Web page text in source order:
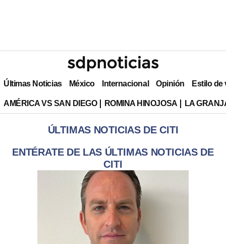
Últimas Noticias México Internacional Opinión Estilo de
AMÉRICA VS SAN DIEGO ROMINA HINOJOSA LA
ÚLTIMAS NOTICIAS DE CITI
ENTÉRATE DE LAS ÚLTIMAS NOTICIAS DE
CITI